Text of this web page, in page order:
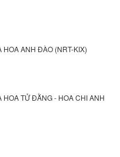
HOA ANH ĐÀO (NRT-KIX)
HOA TỬ ĐẰNG - HOA CHI ANH